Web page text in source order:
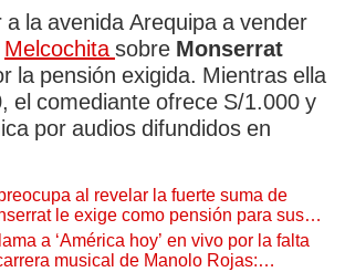
a la avenida Arequipa a vender
Melcochitasobre Monserrat
la pensión exigida. Mientras ella
el comediante ofrece S/1.000 y
por audios difundidos en
al revelar la fuerte suma de
le exige como pensión para sus
a ‘América hoy’ en vivo por la falta
musical de Manolo Rojas: